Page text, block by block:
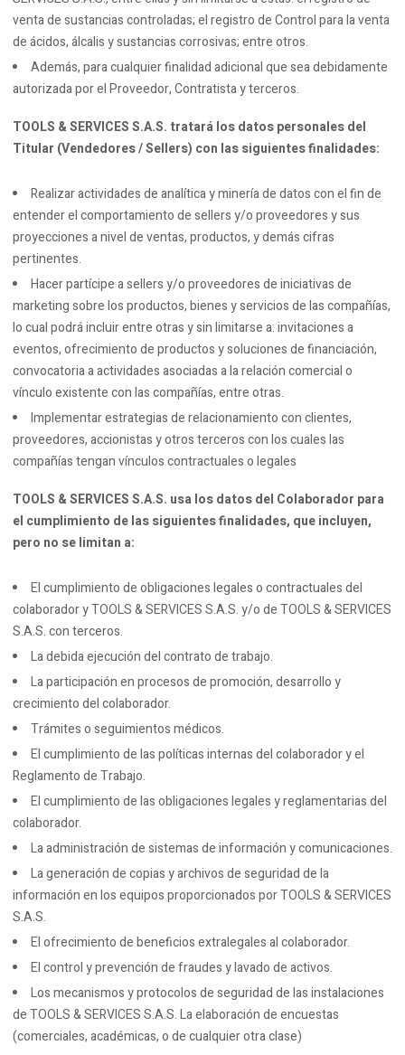
venta de sustancias controladas; el registro de Control para la venta
de ácidos, álcalis y sustancias corrosivas; entre otros.
Además, para cualquier finalidad adicional que sea debidamente
autorizada por el Proveedor, Contratista y terceros.
TOOLS & SERVICES S.A.S. tratará los datos personales del
Titular (Vendedores / Sellers) con las siguientes finalidades:
Realizar actividades de analítica y minería de datos con el fin de
entender el comportamiento de sellers y/o proveedores y sus
proyecciones a nivel de ventas, productos, y demás cifras
pertinentes.
Hacer partícipe a sellers y/o proveedores de iniciativas de
marketing sobre los productos, bienes y servicios de las compañías,
lo cual podrá incluir entre otras y sin limitarse a: invitaciones a
eventos, ofrecimiento de productos y soluciones de financiación,
convocatoria a actividades asociadas a la relación comercial o
vínculo existente con las compañías, entre otras.
Implementar estrategias de relacionamiento con clientes,
proveedores, accionistas y otros terceros con los cuales las
compañías tengan vínculos contractuales o legales
TOOLS & SERVICES S.A.S. usa los datos del Colaborador para
el cumplimiento de las siguientes finalidades, que incluyen,
pero no se limitan a:
El cumplimiento de obligaciones legales o contractuales del
colaborador y TOOLS & SERVICES S.A.S. y/o de TOOLS & SERVICES
S.A.S. con terceros.
La debida ejecución del contrato de trabajo.
La participación en procesos de promoción, desarrollo y
crecimiento del colaborador.
Trámites o seguimientos médicos.
El cumplimiento de las políticas internas del colaborador y el
Reglamento de Trabajo.
El cumplimiento de las obligaciones legales y reglamentarias del
colaborador.
La administración de sistemas de información y comunicaciones.
La generación de copias y archivos de seguridad de la
información en los equipos proporcionados por TOOLS & SERVICES
S.A.S.
El ofrecimiento de beneficios extralegales al colaborador.
El control y prevención de fraudes y lavado de activos.
Los mecanismos y protocolos de seguridad de las instalaciones
de TOOLS & SERVICES S.A.S. La elaboración de encuestas
(comerciales, académicas, o de cualquier otra clase)